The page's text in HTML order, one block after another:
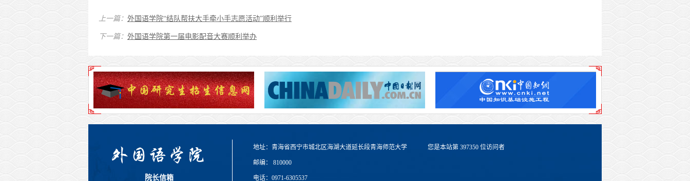
上一篇： 外国语学院“结队帮扶大手牵小手志愿活动”顺利举行
下一篇： 外国语学院第一届电影配音大赛顺利举办
院长信箱
地址：青海省西宁市城北区海湖大道延长段青海师范大学
邮编： 810000
电话：0971-6305537
您是本站第 397350 位访问者